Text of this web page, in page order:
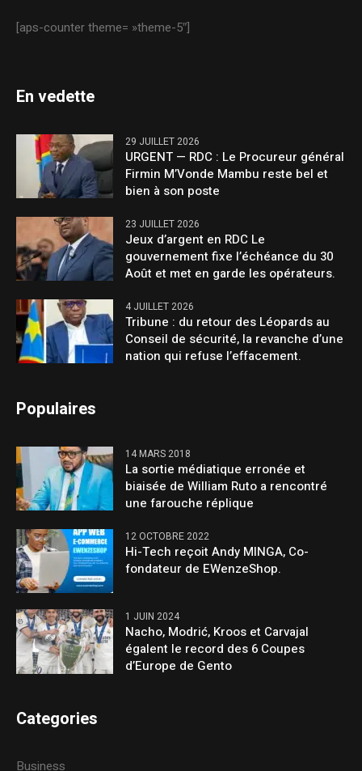
[aps-counter theme= »theme-5″]
En vedette
29 JUILLET 2026
URGENT — RDC : Le Procureur général
Firmin M’Vonde Mambu reste bel et
bien à son poste
23 JUILLET 2026
Jeux d’argent en RDC Le
gouvernement fixe l’échéance du 30
Août et met en garde les opérateurs.
4 JUILLET 2026
Tribune : du retour des Léopards au
Conseil de sécurité, la revanche d’une
nation qui refuse l’effacement.
Populaires
14 MARS 2018
La sortie médiatique erronée et
biaisée de William Ruto a rencontré
une farouche réplique
12 OCTOBRE 2022
Hi-Tech reçoit Andy MINGA, Co-
fondateur de EWenzeShop.
1 JUIN 2024
Nacho, Modrić, Kroos et Carvajal
égalent le record des 6 Coupes
d’Europe de Gento
Categories
Business